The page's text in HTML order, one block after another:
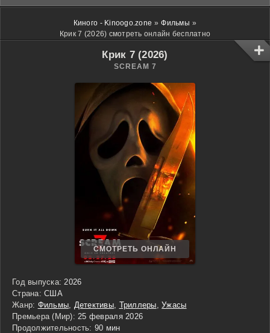
Киного - Kinoogo.zone » Фильмы »
Крик 7 (2026) смотреть онлайн бесплатно
Крик 7 (2026)
SCREAM 7
СМОТРЕТЬ ОНЛАЙН
Год выпуска: 2026
Страна: США
Жанр: Фильмы Детективы Триллеры ,Ужасы
Премьера (Мир): 25 февраля 2026
Продолжительность: 90 мин